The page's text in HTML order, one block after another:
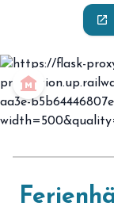
launch
museum